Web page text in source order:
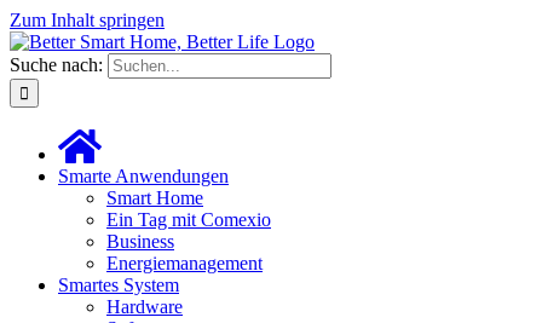
Zum Inhalt springen
Suche nach:
Smarte Anwendungen
Smart Home
Ein Tag mit Comexio
Business
Energiemanagement
Smartes System
Hardware